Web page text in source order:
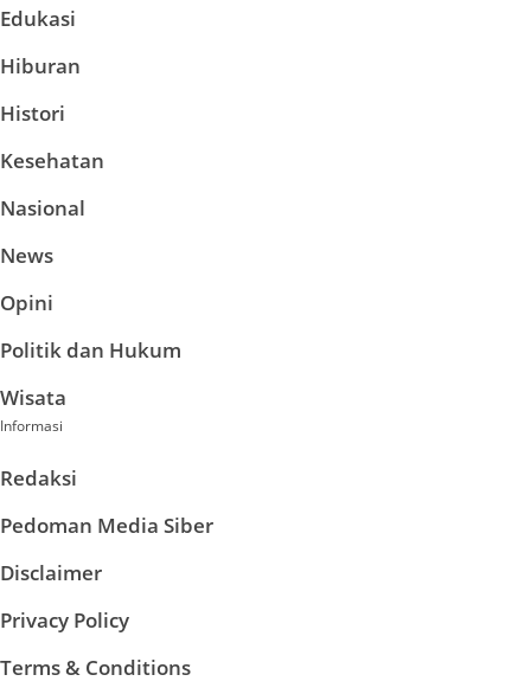
Edukasi
Hiburan
Histori
Kesehatan
Nasional
News
Opini
Politik dan Hukum
Wisata
Informasi
Redaksi
Pedoman Media Siber
Disclaimer
Privacy Policy
Terms & Conditions